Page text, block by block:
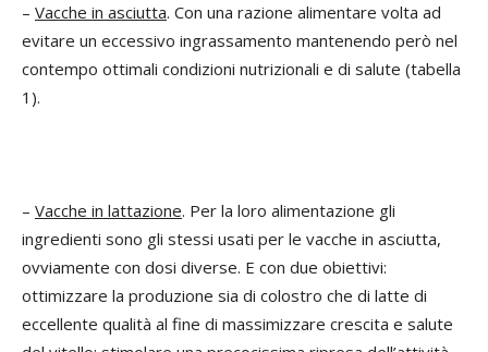
– Vacche in asciutta. Con una razione alimentare volta ad
evitare un eccessivo ingrassamento mantenendo però nel
contempo ottimali condizioni nutrizionali e di salute (tabella
1).
– Vacche in lattazione. Per la loro alimentazione gli
ingredienti sono gli stessi usati per le vacche in asciutta,
ovviamente con dosi diverse. E con due obiettivi:
ottimizzare la produzione sia di colostro che di latte di
eccellente qualità al fine di massimizzare crescita e salute